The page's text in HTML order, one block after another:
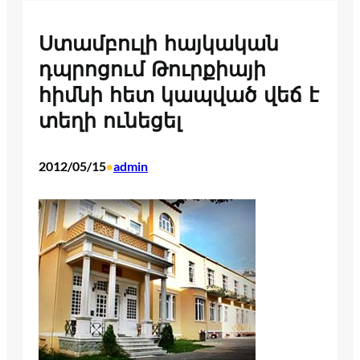
Ստամբուլի հայկական
դպրոցում Թուրքիայի
հիմնի հետ կապված վեճ է
տեղի ունեցել
2012/05/15•admin